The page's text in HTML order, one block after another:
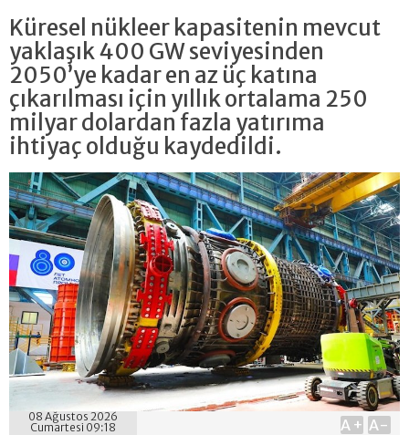
Küresel nükleer kapasitenin mevcut
yaklaşık 400 GW seviyesinden
2050’ye kadar en az üç katına
çıkarılması için yıllık ortalama 250
milyar dolardan fazla yatırıma
ihtiyaç olduğu kaydedildi.
08 Ağustos 2026
Cumartesi 09:18
A+ A-